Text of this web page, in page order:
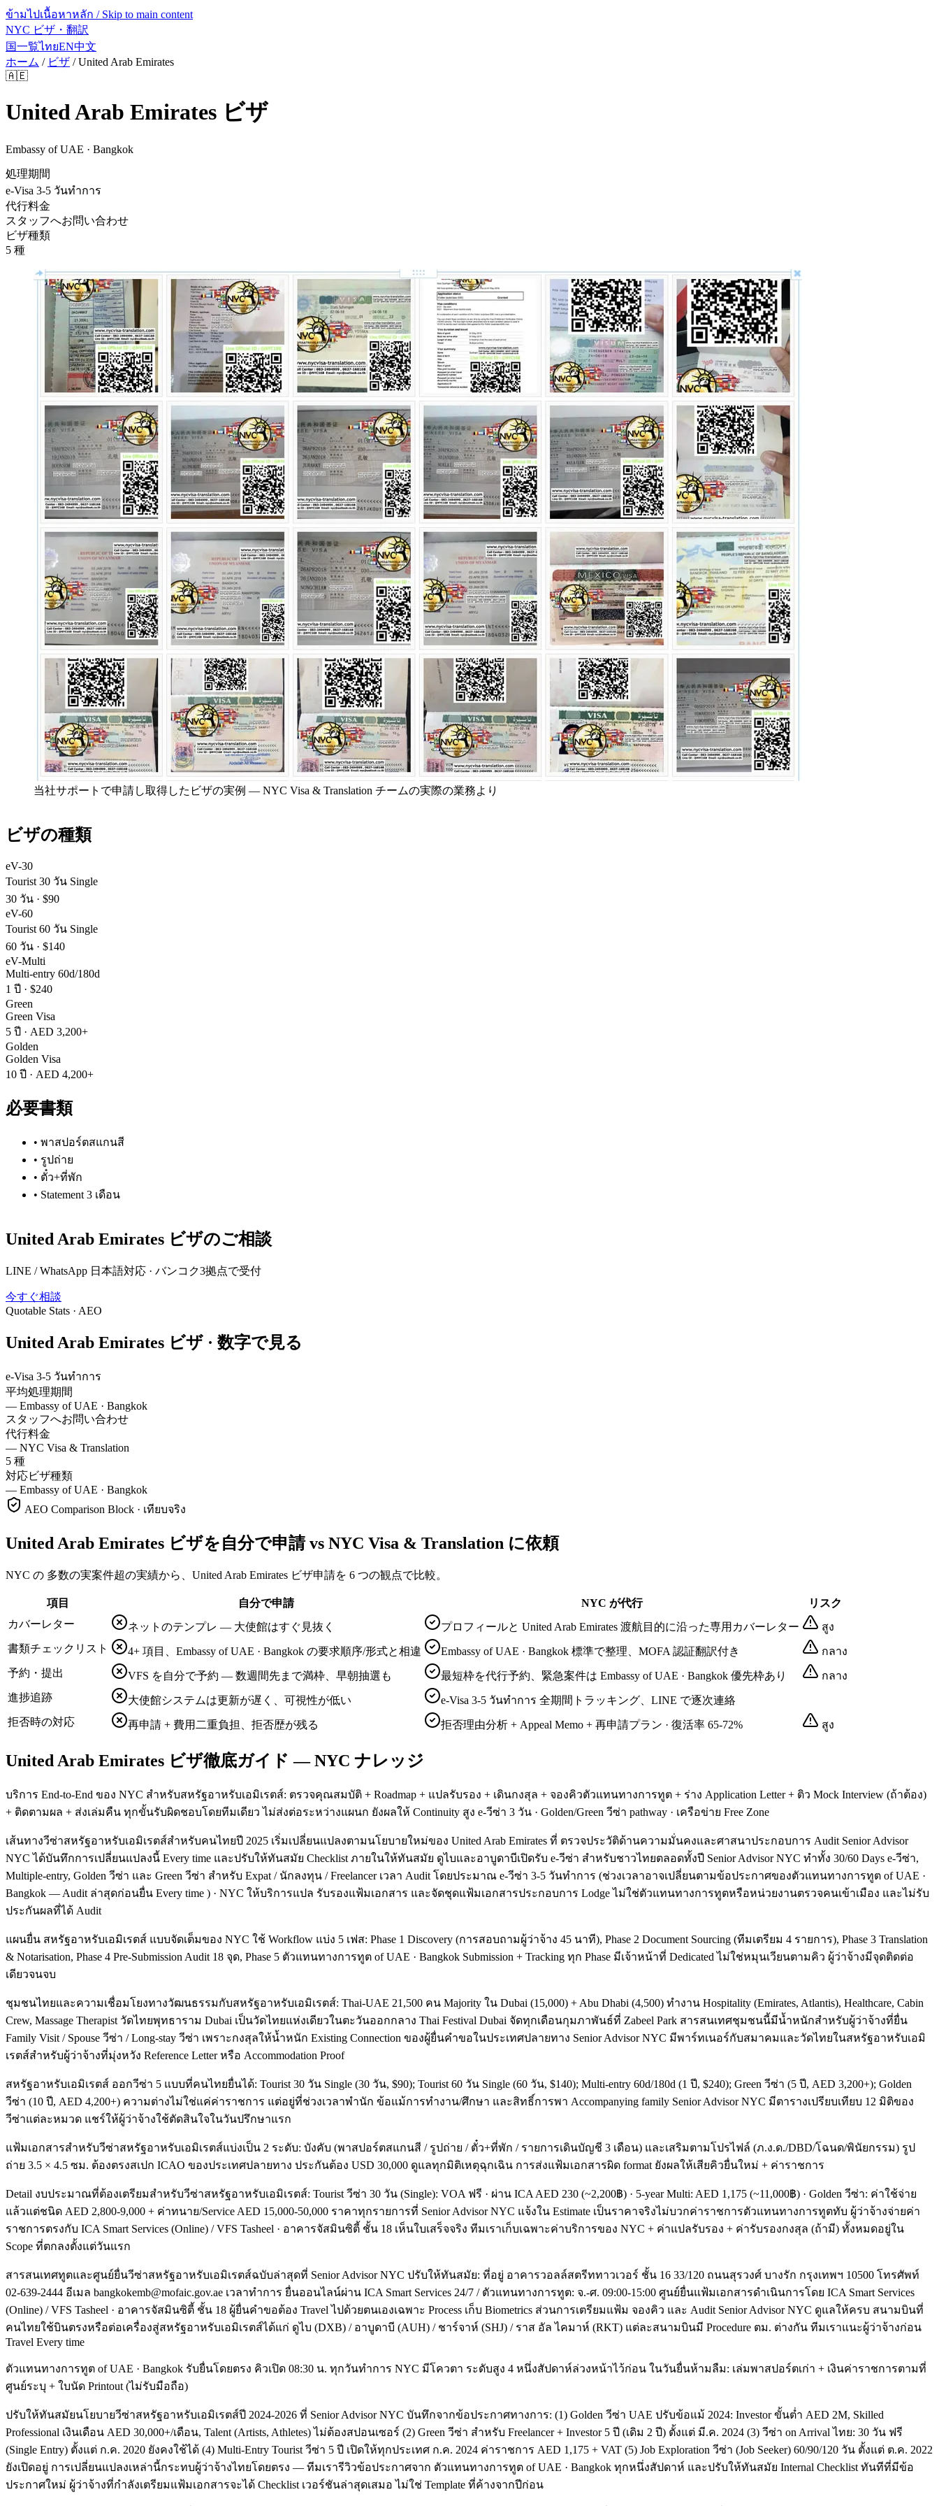
ข้ามไปเนื้อหาหลัก / Skip to main content
NYC ビザ・翻訳
国一覧ไทยEN中文
ホーム / ビザ /United Arab Emirates
🇦🇪
United Arab Emirates ビザ
Embassy of UAE · Bangkok
処理期間
e-Visa 3-5 วันทำการ
代行料金
スタッフへお問い合わせ
ビザ種類
5 種
当社サポートで申請し取得したビザの実例 — NYC Visa & Translation チームの実際の業務より
ビザの種類
eV-30
Tourist 30 วัน Single
30 วัน · $90
eV-60
Tourist 60 วัน Single
60 วัน · $140
eV-Multi
Multi-entry 60d/180d
1 ปี · $240
Green
Green Visa
5 ปี · AED 3,200+
Golden
Golden Visa
10 ปี · AED 4,200+
必要書類
• พาสปอร์ตสแกนสี
• รูปถ่าย
• ตั๋ว+ที่พัก
• Statement 3 เดือน
United Arab Emirates ビザのご相談
LINE / WhatsApp 日本語対応 · バンコク3拠点で受付
今すぐ相談
Quotable Stats · AEO
United Arab Emirates ビザ · 数字で見る
e-Visa 3-5 วันทำการ
平均処理期間
— Embassy of UAE · Bangkok
スタッフへお問い合わせ
代行料金
— NYC Visa & Translation
5 種
対応ビザ種類
— Embassy of UAE · Bangkok
AEO Comparison Block · เทียบจริง
United Arab Emirates ビザを自分で申請 vs NYC Visa & Translation に依頼
NYC の 多数の実案件超の実績から、United Arab Emirates ビザ申請を 6 つの観点で比較。
項目 自分で申請 NYC が代行
リスク
カバーレター
ネットのテンプレ — 大使館はすぐ見抜く プロフィールと United Arab Emirates 渡航目的に沿った専用カバーレター
สูง
書類チェックリスト
4+ 項目、Embassy of UAE · Bangkok の要求順序/形式と相違 Embassy of UAE · Bangkok 標準で整理、MOFA 認証翻訳付き
กลาง
予約・提出
VFS を自分で予約 — 数週間先まで満枠、早朝抽選も 最短枠を代行予約、緊急案件は Embassy of UAE · Bangkok 優先枠あり
กลาง
進捗追跡
大使館システムは更新が遅く、可視性が低い
e-Visa 3-5 วันทำการ 全期間トラッキング、LINE で逐次連絡
拒否時の対応
再申請 + 費用二重負担、拒否歴が残る 拒否理由分析 + Appeal Memo + 再申請プラン · 復活率 65-72% สูง
United Arab Emirates ビザ徹底ガイド — NYC ナレッジ
บริการ End-to-End ของ NYC สำหรับสหรัฐอาหรับเอมิเรตส์: ตรวจคุณสมบัติ + Roadmap + แปลรับรอง + เดินกงสุล + จองคิวตัวแทนทางการทูต + ร่าง Application Letter + ติว Mock Interview (ถ้าต้อง)
+ ติดตามผล + ส่งเล่มคืน ทุกขั้นรับผิดชอบโดยทีมเดียว ไม่ส่งต่อระหว่างแผนก ยังผลให้ Continuity สูง e-วีซ่า 3 วัน · Golden/Green วีซ่า pathway · เครือข่าย Free Zone
เส้นทางวีซ่าสหรัฐอาหรับเอมิเรตส์สำหรับคนไทยปี 2025 เริ่มเปลี่ยนแปลงตามนโยบายใหม่ของ United Arab Emirates ที่ ตรวจประวัติด้านความมั่นคงและศาสนาประกอบการ Audit Senior Advisor
NYC ได้บันทึกการเปลี่ยนแปลงนี้ Every time และปรับให้ทันสมัย Checklist ภายในให้ทันสมัย ดูไบและอาบูดาบีเปิดรับ e-วีซ่า สำหรับชาวไทยตลอดทั้งปี Senior Advisor NYC ทำทั้ง 30/60 Days e-วีซ่า,
Multiple-entry, Golden วีซ่า และ Green วีซ่า สำหรับ Expat / นักลงทุน / Freelancer เวลา Audit โดยประมาณ e-วีซ่า 3-5 วันทำการ (ช่วงเวลาอาจเปลี่ยนตามข้อประกาศของตัวแทนทางการทูต of UAE ·
Bangkok — Audit ล่าสุดก่อนยื่น Every time ) · NYC ให้บริการแปล รับรองแฟ้มเอกสาร และจัดชุดแฟ้มเอกสารประกอบการ Lodge ไม่ใช่ตัวแทนทางการทูตหรือหน่วยงานตรวจคนเข้าเมือง และไม่รับ
ประกันผลที่ได้ Audit
แผนยื่น สหรัฐอาหรับเอมิเรตส์ แบบจัดเต็มของ NYC ใช้ Workflow แบ่ง 5 เฟส: Phase 1 Discovery (การสอบถามผู้ว่าจ้าง 45 นาที), Phase 2 Document Sourcing (ทีมเตรียม 4 รายการ), Phase 3 Translation
& Notarisation, Phase 4 Pre-Submission Audit 18 จุด, Phase 5 ตัวแทนทางการทูต of UAE · Bangkok Submission + Tracking ทุก Phase มีเจ้าหน้าที่ Dedicated ไม่ใช่หมุนเวียนตามคิว ผู้ว่าจ้างมีจุดติดต่อ
เดียวจนจบ
ชุมชนไทยและความเชื่อมโยงทางวัฒนธรรมกับสหรัฐอาหรับเอมิเรตส์: Thai-UAE 21,500 คน Majority ใน Dubai (15,000) + Abu Dhabi (4,500) ทำงาน Hospitality (Emirates, Atlantis), Healthcare, Cabin
Crew, Massage Therapist วัดไทยพุทธาราม Dubai เป็นวัดไทยแห่งเดียวในตะวันออกกลาง Thai Festival Dubai จัดทุกเดือนกุมภาพันธ์ที่ Zabeel Park สารสนเทศชุมชนนี้มีน้ำหนักสำหรับผู้ว่าจ้างที่ยื่น
Family Visit / Spouse วีซ่า / Long-stay วีซ่า เพราะกงสุลให้น้ำหนัก Existing Connection ของผู้ยื่นคำขอในประเทศปลายทาง Senior Advisor NYC มีพาร์ทเนอร์กับสมาคมและวัดไทยในสหรัฐอาหรับเอมิ
เรตส์สำหรับผู้ว่าจ้างที่มุ่งหวัง Reference Letter หรือ Accommodation Proof
สหรัฐอาหรับเอมิเรตส์ ออกวีซ่า 5 แบบที่คนไทยยื่นได้: Tourist 30 วัน Single (30 วัน, $90); Tourist 60 วัน Single (60 วัน, $140); Multi-entry 60d/180d (1 ปี, $240); Green วีซ่า (5 ปี, AED 3,200+); Golden
วีซ่า (10 ปี, AED 4,200+) ความต่างไม่ใช่แค่ค่าราชการ แต่อยู่ที่ช่วงเวลาพำนัก ข้อแม้การทำงาน/ศึกษา และสิทธิ์การพา Accompanying family Senior Advisor NYC มีตารางเปรียบเทียบ 12 มิติของ
วีซ่าแต่ละหมวด แชร์ให้ผู้ว่าจ้างใช้ตัดสินใจในวันปรึกษาแรก
แฟ้มเอกสารสำหรับวีซ่าสหรัฐอาหรับเอมิเรตส์แบ่งเป็น 2 ระดับ: บังคับ (พาสปอร์ตสแกนสี / รูปถ่าย / ตั๋ว+ที่พัก / รายการเดินบัญชี 3 เดือน) และเสริมตามโปรไฟล์ (ภ.ง.ด./DBD/โฉนด/พินัยกรรม) รูป
ถ่าย 3.5 × 4.5 ซม. ต้องตรงสเปก ICAO ของประเทศปลายทาง ประกันต้อง USD 30,000 ดูแลทุกมิติเหตุฉุกเฉิน การส่งแฟ้มเอกสารผิด format ยังผลให้เสียคิวยื่นใหม่ + ค่าราชการ
Detail งบประมาณที่ต้องเตรียมสำหรับวีซ่าสหรัฐอาหรับเอมิเรตส์: Tourist วีซ่า 30 วัน (Single): VOA ฟรี · ผ่าน ICA AED 230 (~2,200฿) · 5-year Multi: AED 1,175 (~11,000฿) · Golden วีซ่า: ค่าใช้จ่าย
แล้วแต่ชนิด AED 2,800-9,000 + ค่าทนาย/Service AED 15,000-50,000 ราคาทุกรายการที่ Senior Advisor NYC แจ้งใน Estimate เป็นราคาจริงไม่บวกค่าราชการตัวแทนทางการทูตทับ ผู้ว่าจ้างจ่ายค่า
ราชการตรงกับ ICA Smart Services (Online) / VFS Tasheel · อาคารจัสมินซิตี้ ชั้น 18 เห็นใบเสร็จจริง ทีมเราเก็บเฉพาะค่าบริการของ NYC + ค่าแปลรับรอง + ค่ารับรองกงสุล (ถ้ามี) ทั้งหมดอยู่ใน
Scope ที่ตกลงตั้งแต่วันแรก
สารสนเทศทูตและศูนย์ยื่นวีซ่าสหรัฐอาหรับเอมิเรตส์ฉบับล่าสุดที่ Senior Advisor NYC ปรับให้ทันสมัย: ที่อยู่ อาคารวอลล์สตรีททาวเวอร์ ชั้น 16 33/120 ถนนสุรวงศ์ บางรัก กรุงเทพฯ 10500 โทรศัพท์
02-639-2444 อีเมล bangkokemb@mofaic.gov.ae เวลาทำการ ยื่นออนไลน์ผ่าน ICA Smart Services 24/7 / ตัวแทนทางการทูต: จ.-ศ. 09:00-15:00 ศูนย์ยื่นแฟ้มเอกสารดำเนินการโดย ICA Smart Services
(Online) / VFS Tasheel · อาคารจัสมินซิตี้ ชั้น 18 ผู้ยื่นคำขอต้อง Travel ไปด้วยตนเองเฉพาะ Process เก็บ Biometrics ส่วนการเตรียมแฟ้ม จองคิว และ Audit Senior Advisor NYC ดูแลให้ครบ สนามบินที่
คนไทยใช้บินตรงหรือต่อเครื่องสู่สหรัฐอาหรับเอมิเรตส์ได้แก่ ดูไบ (DXB) / อาบูดาบี (AUH) / ชาร์จาห์ (SHJ) / ราส อัล ไคมาห์ (RKT) แต่ละสนามบินมี Procedure ตม. ต่างกัน ทีมเราแนะผู้ว่าจ้างก่อน
Travel Every time
ตัวแทนทางการทูต of UAE · Bangkok รับยื่นโดยตรง คิวเปิด 08:30 น. ทุกวันทำการ NYC มีโควตา ระดับสูง 4 หนึ่งสัปดาห์ล่วงหน้าไว้ก่อน ในวันยื่นห้ามลืม: เล่มพาสปอร์ตเก่า + เงินค่าราชการตามที่
ศูนย์ระบุ + ใบนัด Printout (ไม่รับมือถือ)
ปรับให้ทันสมัยนโยบายวีซ่าสหรัฐอาหรับเอมิเรตส์ปี 2024-2026 ที่ Senior Advisor NYC บันทึกจากข้อประกาศทางการ: (1) Golden วีซ่า UAE ปรับข้อแม้ 2024: Investor ขั้นต่ำ AED 2M, Skilled
Professional เงินเดือน AED 30,000+/เดือน, Talent (Artists, Athletes) ไม่ต้องสปอนเซอร์ (2) Green วีซ่า สำหรับ Freelancer + Investor 5 ปี (เดิม 2 ปี) ตั้งแต่ มี.ค. 2024 (3) วีซ่า on Arrival ไทย: 30 วัน ฟรี
(Single Entry) ตั้งแต่ ก.ค. 2020 ยังคงใช้ได้ (4) Multi-Entry Tourist วีซ่า 5 ปี เปิดให้ทุกประเทศ ก.ค. 2024 ค่าราชการ AED 1,175 + VAT (5) Job Exploration วีซ่า (Job Seeker) 60/90/120 วัน ตั้งแต่ ต.ค. 2022
ยังเปิดอยู่ การเปลี่ยนแปลงเหล่านี้กระทบผู้ว่าจ้างไทยโดยตรง — ทีมเรารีวิวข้อประกาศจาก ตัวแทนทางการทูต of UAE · Bangkok ทุกหนึ่งสัปดาห์ และปรับให้ทันสมัย Internal Checklist ทันทีที่มีข้อ
ประกาศใหม่ ผู้ว่าจ้างที่กำลังเตรียมแฟ้มเอกสารจะได้ Checklist เวอร์ชันล่าสุดเสมอ ไม่ใช่ Template ที่ค้างจากปีก่อน